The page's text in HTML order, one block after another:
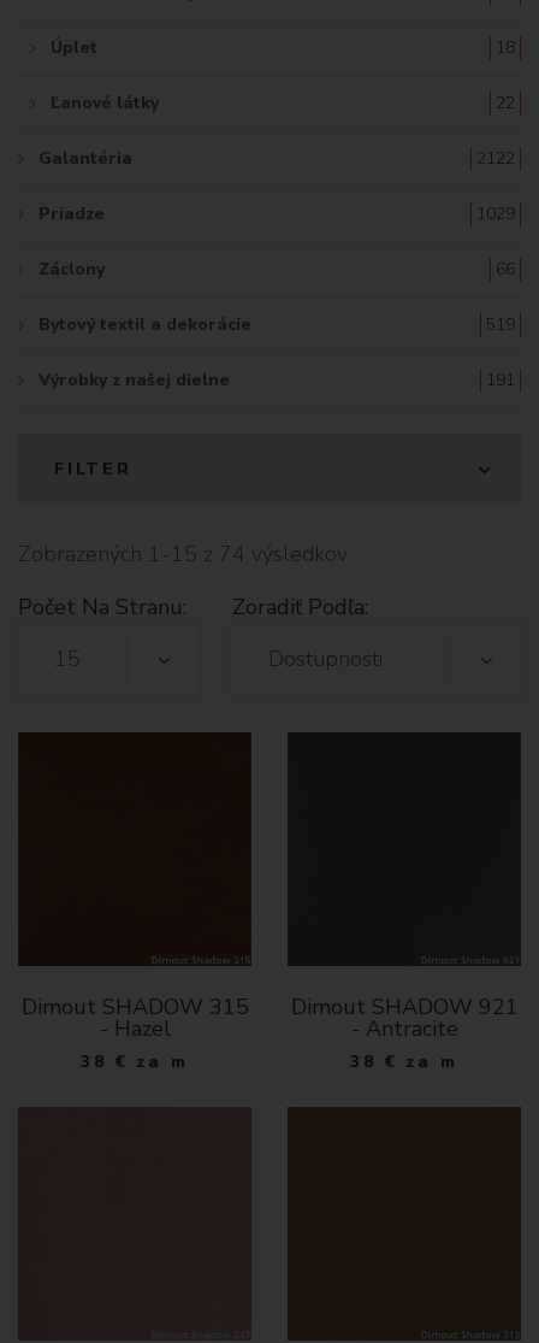
Úplet 18
Ľanové látky 22
Galantéria 2122
Priadze 1029
Záclony 66
Bytový textil a dekorácie 519
Výrobky z našej dielne 191
FILTER
Zobrazených 1-15 z 74 výsledkov
Počet Na Stranu:
15
Zoradiť Podľa:
Dostupnosti
Dimout SHADOW 315
- Hazel
38 € za m
Dimout SHADOW 921
- Antracite
38 € za m